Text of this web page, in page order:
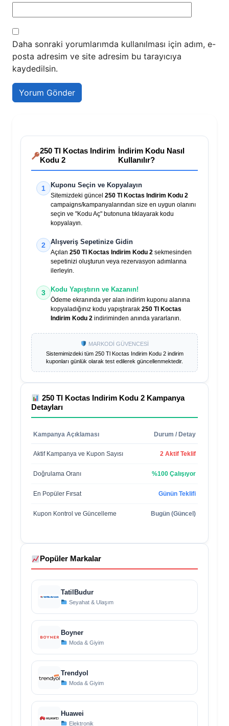
Daha sonraki yorumlarımda kullanılması için adım, e-
posta adresim ve site adresim bu tarayıcıya
kaydedilsin.
250 Tl Koctas Indirim
Kodu 2
İndirim Kodu Nasıl
Kullanılır?
1 Kuponu Seçin ve Kopyalayın
Sitemizdeki güncel 250 Tl Koctas Indirim Kodu 2
campaigns/kampanyalarından size en uygun olanını
seçin ve "Kodu Aç" butonuna tıklayarak kodu
kopyalayın.
2 Alışveriş Sepetinize Gidin
Açılan 250 Tl Koctas Indirim Kodu 2 sekmesinden
sepetinizi oluşturun veya rezervasyon adımlarına
ilerleyin.
3 Kodu Yapıştırın ve Kazanın!
Ödeme ekranında yer alan indirim kuponu alanına
kopyaladığınız kodu yapıştırarak 250 Tl Koctas
Indirim Kodu 2 indiriminden anında yararlanın.
MARKODİ GÜVENCESİ
Sistemimizdeki tüm 250 Tl Koctas Indirim Kodu 2indirim
kuponları günlük olarak test edilerek güncellenmektedir.
250 Tl Koctas Indirim Kodu 2 Kampanya
Detayları
Kampanya Açıklaması Durum / Detay
Aktif Kampanya ve Kupon Sayısı 2 Aktif Teklif
Doğrulama Oranı %100 Çalışıyor
En Popüler Fırsat Günün Teklifi
Kupon Kontrol ve Güncelleme Bugün (Güncel)
Popüler Markalar
TatilBudur
Seyahat & Ulaşım
Boyner
Moda & Giyim
Trendyol
Moda & Giyim
Huawei
Elektronik